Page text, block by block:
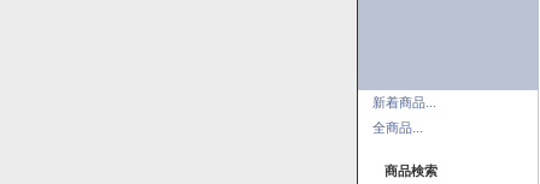
新着商品...
全商品...
商品検索